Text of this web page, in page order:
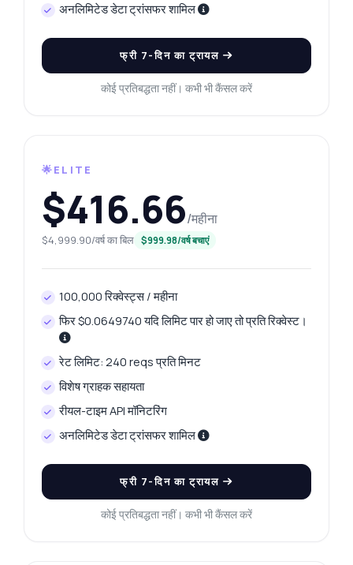
अनलिमिटेड डेटा ट्रांसफर शामिल
फ्री 7-दिन का ट्रायल
कोई प्रतिबद्धता नहीं। कभी भी कैंसल करें
🌟ELITE
$416.66/महीना
$4,999.90/वर्ष का बिल $999.98/वर्ष बचाएं
100,000 रिक्वेस्ट्स / महीना
फिर $0.0649740 यदि लिमिट पार हो जाए तो प्रति रिक्वेस्ट।
रेट लिमिट: 240 reqs प्रति मिनट
विशेष ग्राहक सहायता
रीयल-टाइम API मॉनिटरिंग
अनलिमिटेड डेटा ट्रांसफर शामिल
फ्री 7-दिन का ट्रायल
कोई प्रतिबद्धता नहीं। कभी भी कैंसल करें